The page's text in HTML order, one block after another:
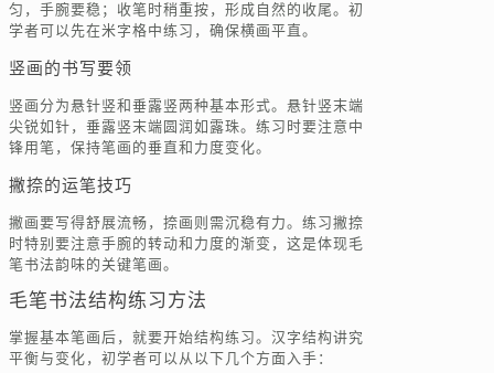
匀，手腕要稳；收笔时稍重按，形成自然的收尾。初
学者可以先在米字格中练习，确保横画平直。
竖画的书写要领
竖画分为悬针竖和垂露竖两种基本形式。悬针竖末端
尖锐如针，垂露竖末端圆润如露珠。练习时要注意中
锋用笔，保持笔画的垂直和力度变化。
撇捺的运笔技巧
撇画要写得舒展流畅，捺画则需沉稳有力。练习撇捺
时特别要注意手腕的转动和力度的渐变，这是体现毛
笔书法韵味的关键笔画。
毛笔书法结构练习方法
掌握基本笔画后，就要开始结构练习。汉字结构讲究
平衡与变化，初学者可以从以下几个方面入手：